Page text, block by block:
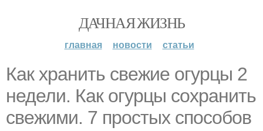
ДАЧНАЯ ЖИЗНЬ
главная новости статьи
Как хранить свежие огурцы 2
недели. Как огурцы сохранить
свежими. 7 простых способов